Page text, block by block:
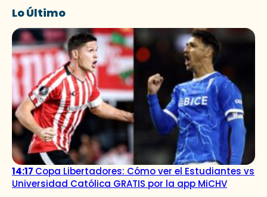
Lo Último
14:17 Copa Libertadores: Cómo ver el Estudiantes vs
Universidad Católica GRATIS por la app MiCHV